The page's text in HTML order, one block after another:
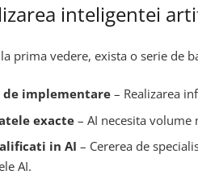
inteligentei
prima vedere, exista o serie de
implementare– Realizarea
exacte– AI necesita volume
in AI – Cererea de
AI.